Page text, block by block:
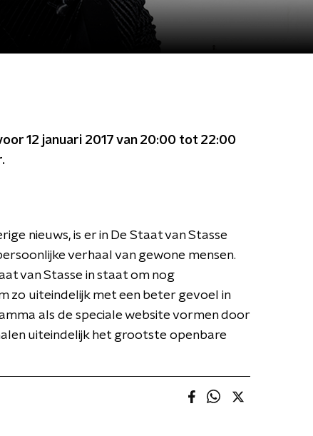
12 januari 2017 van 20:00 tot 22:00
nieuws, is er in De Staat van Stasse
verhaal van gewone mensen.
van Stasse in staat om nog
zo uiteindelijk met een beter gevoel in
als de speciale website vormen door
uiteindelijk het grootste openbare